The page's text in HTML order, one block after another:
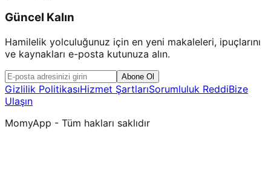
Güncel Kalın
Hamilelik yolculuğunuz için en yeni makaleleri, ipuçlarını
ve kaynakları e-posta kutunuza alın.
Abone Ol
Gizlilik PolitikasıHizmet ŞartlarıSorumluluk ReddiBize
Ulaşın
MomyApp - Tüm hakları saklıdır